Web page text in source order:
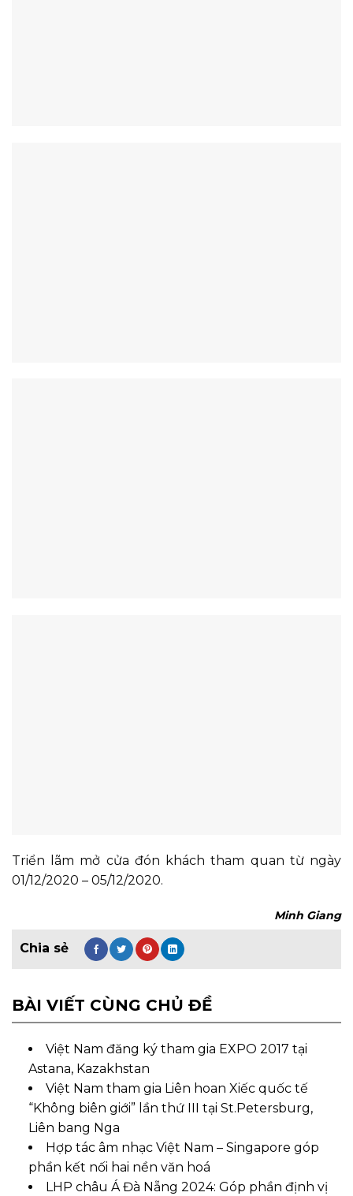
Triển lãm mở cửa đón khách tham quan từ ngày
01/12/2020 – 05/12/2020.
Minh Giang
BÀI VIẾT CÙNG CHỦ ĐỀ
Việt Nam đăng ký tham gia EXPO 2017 tại
Astana, Kazakhstan
Việt Nam tham gia Liên hoan Xiếc quốc tế
“Không biên giới” lần thứ III tại St.Petersburg,
Liên bang Nga
Hợp tác âm nhạc Việt Nam – Singapore góp
phần kết nối hai nền văn hoá
LHP châu Á Đà Nẵng 2024: Góp phần định vị